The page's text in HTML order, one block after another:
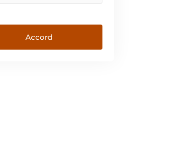
Accord